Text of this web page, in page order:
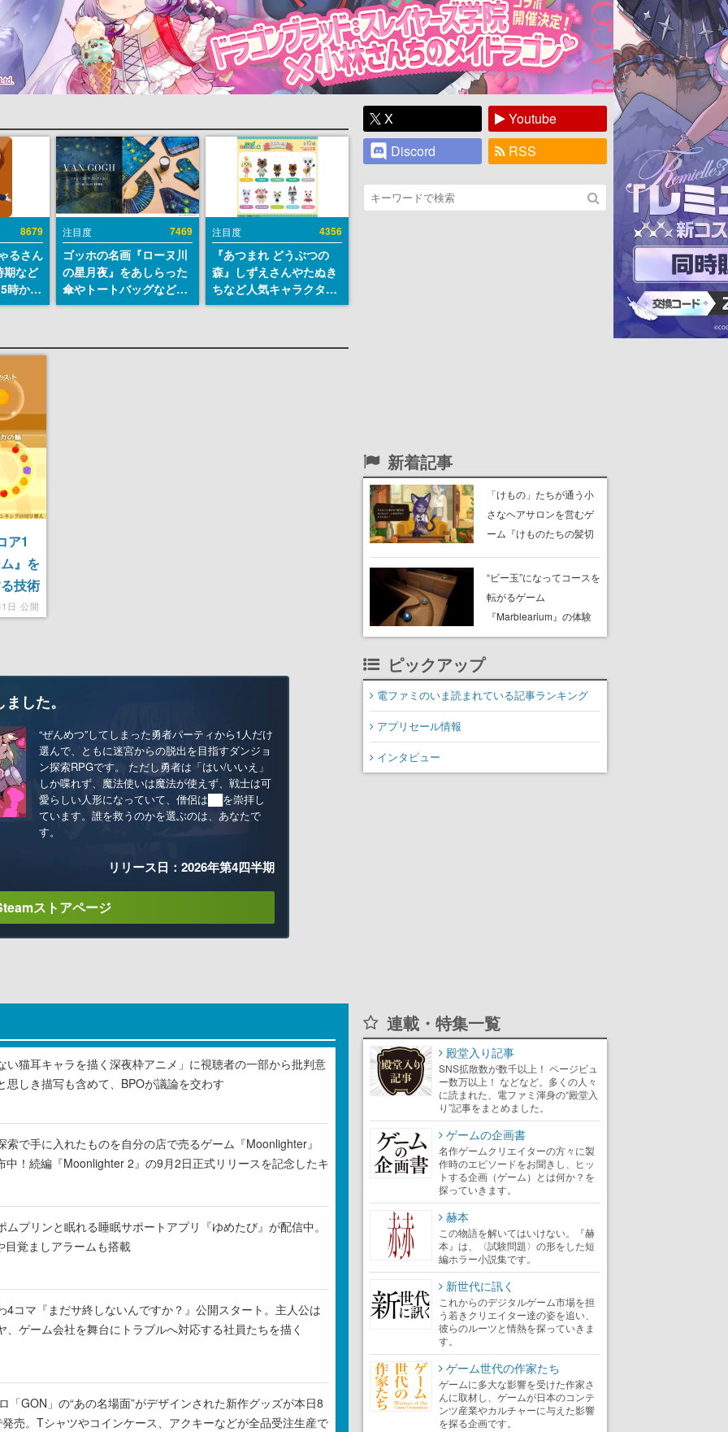
8679
るさん
期など
時から
注目度 7469
ゴッホの名画『ローヌ川
の星月夜』をあしらった
傘やトートバッグなどが
登場。8月7日21時より2
注目度 4356
『あつまれ どうぶつの
森』しずえさんやたぬき
ちなど人気キャラクター
のフロッキードールが9
ア1
』を
技術
日 公開
した。
“ぜんめつ”してしまった勇者パーティから1人だけ
選んで、ともに迷宮からの脱出を目指すダンジョ
ン探索RPGです。 ただし勇者は「はい/いいえ」
しか喋れず、魔法使いは魔法が使えず、戦士は可
愛らしい人形になっていて、僧侶は██を崇拝し
ています。誰を救うのかを選ぶのは、あなたで
す。
リリース日：2026年第4四半期
ストアページ
い猫耳キャラを描く深夜枠アニメ」に視聴者の一部から批判意
思しき描写も含めて、BPOが議論を交わす
索で手に入れたものを自分の店で売るゲーム『Moonlighter』
中！続編『Moonlighter 2』の9月2日正式リリースを記念したキ
ムプリンと眠れる睡眠サポートアプリ『ゆめたび』が配信中。
目覚ましアラームも搭載
4コマ『まだサ終しないんですか？』公開スタート。主人公は
、ゲーム会社を舞台にトラブルへ対応する社員たちを描く
「GON」の“あの名場面”がデザインされた新作グッズが本日8
売。Tシャツやコインケース、アクキーなどが全品受注生産で
X
Youtube
Discord
RSS
新着記事
「けもの」たちが通う小
さなヘアサロンを営むゲ
ーム『けものたちの髪切
始。悩みを持ったお客様
と会話を交わし“本当に望
んでる髪型”を見つけ出す
“ビー玉”になってコースを
転がるゲーム
『Marblearium』の体験
版がSteamで本日8月7日
ピックアップ
電ファミのいま読まれている記事ランキング
アプリセール情報
インタビュー
連載・特集一覧
殿堂入り記事
SNS拡散数が数千以上！ ページビュ
ー数万以上！ などなど。多くの人々
に読まれた、電ファミ渾身の“殿堂入
り”記事をまとめました。
ゲームの企画書
名作ゲームクリエイターの方々に製
作時のエピソードをお聞きし、ヒッ
トする企画（ゲーム）とは何か？を
探っていきます。
赫本
この物語を解いてはいけない。『赫
本』は、〈試験問題〉の形をした短
編ホラー小説集です。
新世代に訊く
これからのデジタルゲーム市場を担
う若きクリエイター達の姿を追い、
彼らのルーツと情熱を探っていきま
す。
ゲーム世代の作家たち
ゲームに多大な影響を受けた作家さ
んに取材し、ゲームが日本のコンテ
ンツ産業やカルチャーに与えた影響
を探る企画です。